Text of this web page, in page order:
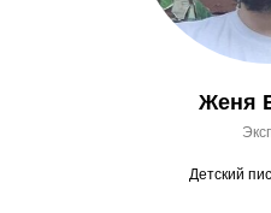
Женя
Детский